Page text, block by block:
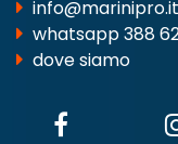
info@marinipro.it
whatsapp 388
dove siamo